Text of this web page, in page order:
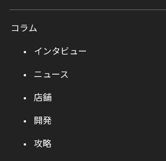
コラム
インタビュー
ニュース
店舗
開発
攻略